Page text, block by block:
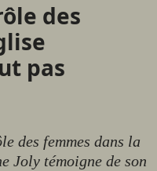
des
pas
des femmes dans la
Joly témoigne de son